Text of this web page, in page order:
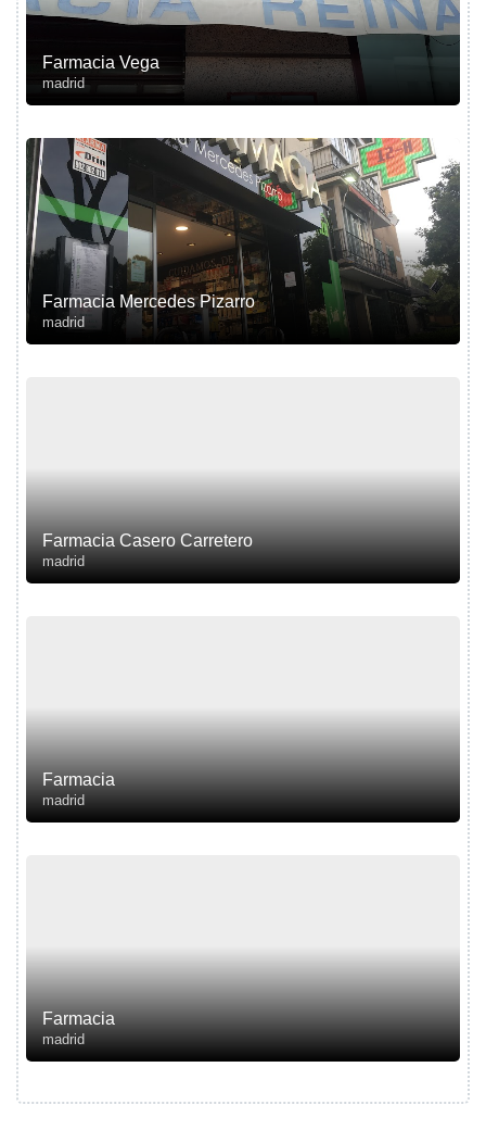
Farmacia Vega
madrid
Farmacia Mercedes Pizarro
madrid
Farmacia Casero Carretero
madrid
Farmacia
madrid
Farmacia
madrid